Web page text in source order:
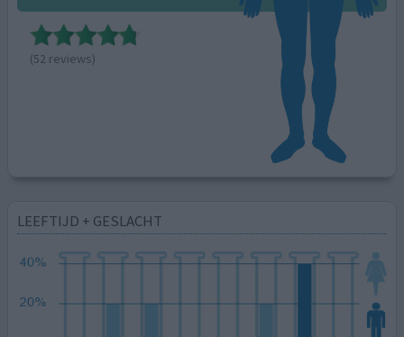
(52 reviews)
LEEFTIJD + GESLACHT